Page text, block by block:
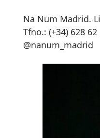
Na Num Madrid.
Tfno.: (+34) 628 62
@nanum_madrid